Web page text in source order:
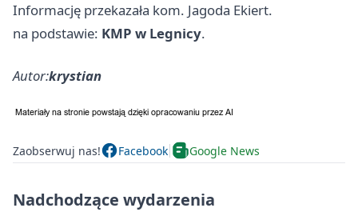
Informację przekazała kom. Jagoda Ekiert.
na podstawie: KMP w Legnicy.
Autor:krystian
Zaobserwuj nas! Facebook Google News
Nadchodzące wydarzenia